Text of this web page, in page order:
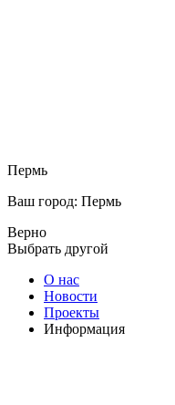
Пермь
Ваш город: Пермь
Верно
Выбрать другой
О нас
Новости
Проекты
Информация